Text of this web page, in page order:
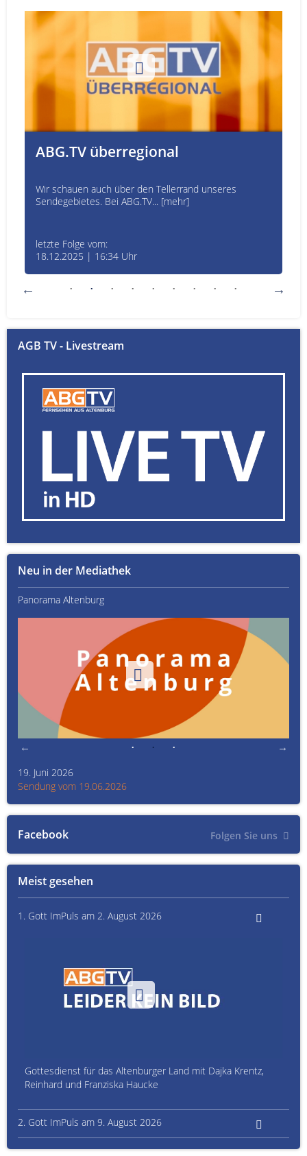
ABG.TV überregional
Wir schauen auch über den Tellerrand unseres
Sendegebietes. Bei ABG.TV... [mehr]
letzte Folge vom:
18.12.2025 | 16:34 Uhr
AGB TV - Livestream
Meist gesehen
1. Gott ImPuls am 2. August 2026
Gottesdienst für das Altenburger Land mit Dajka Krentz,
Reinhard und Franziska Haucke
2. Gott ImPuls am 9. August 2026
Facebook Folgen Sie uns
Neu in der Mediathek
Panorama Altenburg
19. Juni 2026
Sendung vom 19.06.2026